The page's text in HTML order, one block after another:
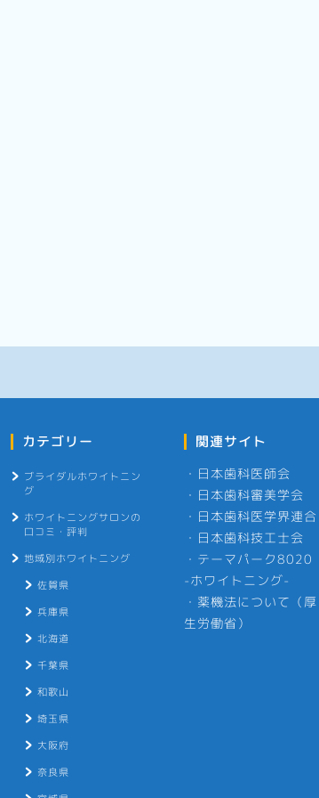
カテゴリー
ブライダルホワイトニン
グ
ホワイトニングサロンの
口コミ・評判
地域別ホワイトニング
佐賀県
兵庫県
北海道
千葉県
和歌山
埼玉県
大阪府
奈良県
関連サイト
・ 日本歯科医師会
・ 日本歯科審美学会
・ 日本歯科医学界連合
・ 日本歯科技工士会
・ テーマパーク8020
-ホワイトニング-
・ 薬機法について（厚
生労働省）